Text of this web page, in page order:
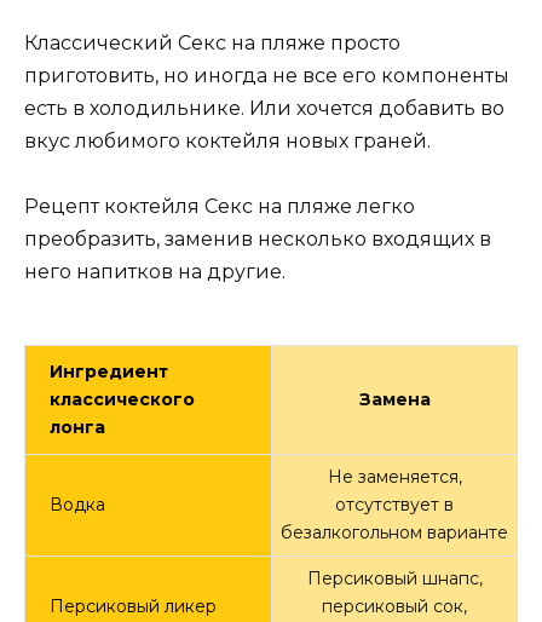
Классический Секс на пляже просто
приготовить, но иногда не все его компоненты
есть в холодильнике. Или хочется добавить во
вкус любимого коктейля новых граней.
Рецепт коктейля Секс на пляже легко
преобразить, заменив несколько входящих в
него напитков на другие.
Ингредиент
классического
лонга
Замена
Водка
Не заменяется,
отсутствует в
безалкогольном варианте
Персиковый ликер
Персиковый шнапс,
персиковый сок,